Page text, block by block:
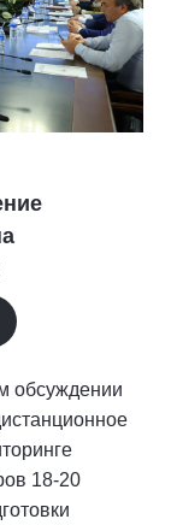
обсуждении
18-20